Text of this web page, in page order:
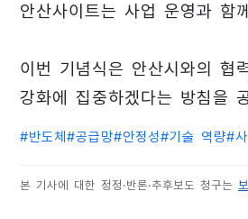
안산사이트는 사업 운영과 함
이번 기념식은 안산시와의 협
강화에 집중하겠다는 방침을
#반도체 #공급망#안정성#기술 역량#
본 기사에 대한 정정·반론·추후보도 청구는